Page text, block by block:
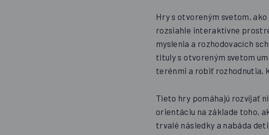
Hry s otvoreným svetom,
rozsiahle interaktívne
myslenia a rozhodovacích
tituly s otvoreným svetom
terénmi a robiť rozhodnutia,
Tieto hry pomáhajú rozvíjať
orientáciu na základe toho,
trvalé následky a nabáda